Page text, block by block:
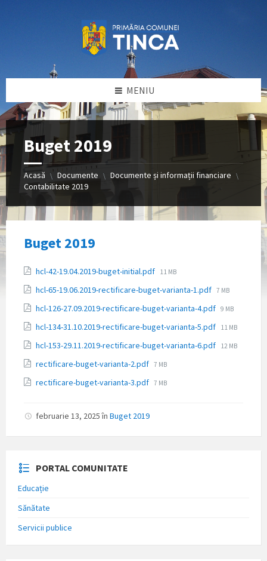
MENIU
Buget 2019
Acasă \ Documente \ Documente și informații financiare \
Contabilitate 2019
Buget 2019
Atașamente
hcl-42-19.04.2019-buget-initial.pdf Dimensiune
11 MB
hcl-65-19.06.2019-rectificare-buget-varianta-1.pdf Dimensiune
7 MB
hcl-126-27.09.2019-rectificare-buget-varianta-4.pdf Dimensiune
9 MB
hcl-134-31.10.2019-rectificare-buget-varianta-5.pdf Dimensiune
11 MB
hcl-153-29.11.2019-rectificare-buget-varianta-6.pdf Dimensiune
12 MB
rectificare-buget-varianta-2.pdf Dimensiune
7 MB
rectificare-buget-varianta-3.pdf Dimensiune
7 MB
februarie 13, 2025în Buget 2019
PORTAL COMUNITATE
Educație
Sănătate
Servicii publice